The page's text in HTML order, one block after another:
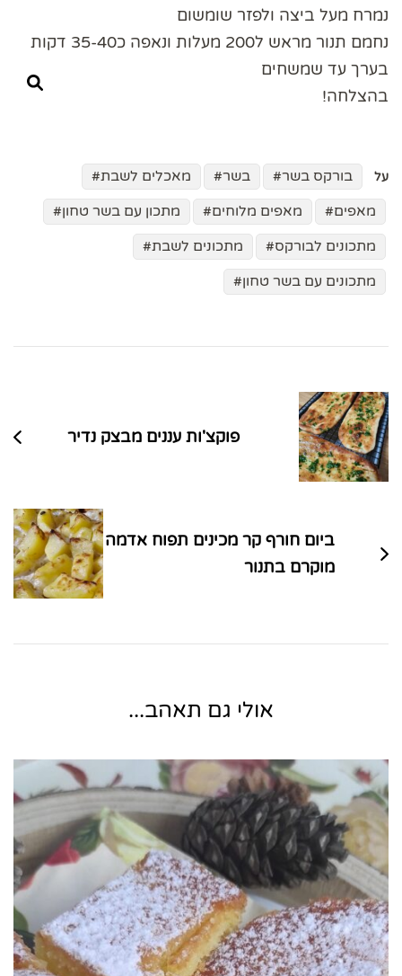
נמרח מעל ביצה ולפזר שומשום
נחמם תנור מראש ל200 מעלות ונאפה כ35-40 דקות
בערך עד שמשחים
בהצלחה!
על בורקס בשר בשר
מאכלים לשבת
מאפים
מאפים מלוחים
מתכון עם בשר טחון
מתכונים לבורקס
מתכונים לשבת
מתכונים עם בשר טחון
בפוסטים
פוקצ'ות עננים מבצק נדיר
ביום חורף קר מכינים תפוח אדמה
מוקרם בתנור
אולי גם תאהב...